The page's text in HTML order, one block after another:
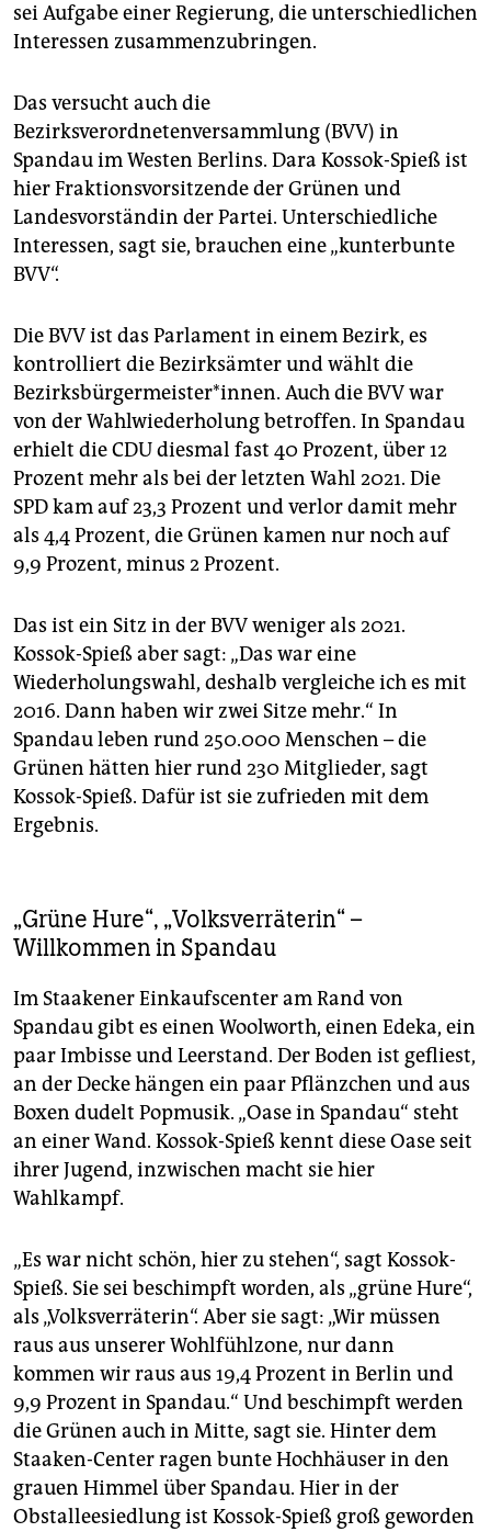
sei Aufgabe einer Regierung, die unterschiedlichen
Interessen zusammenzubringen.
Das versucht auch die
Bezirksverordnetenversammlung (BVV) in
Spandau im Westen Berlins. Dara Kossok-Spieß ist
hier Fraktionsvorsitzende der Grünen und
Landesvorständin der Partei. Unterschiedliche
Interessen, sagt sie, brauchen eine „kunterbunte
BVV“.
Die BVV ist das Parlament in einem Bezirk, es
kontrolliert die Bezirksämter und wählt die
Bezirksbürgermeister*innen. Auch die BVV war
von der Wahlwiederholung betroffen. In Spandau
erhielt die CDU diesmal fast 40 Prozent, über 12
Prozent mehr als bei der letzten Wahl 2021. Die
SPD kam auf 23,3 Prozent und verlor damit mehr
als 4,4 Prozent, die Grünen kamen nur noch auf
9,9 Prozent, minus 2 Prozent.
Das ist ein Sitz in der BVV weniger als 2021.
Kossok-Spieß aber sagt: „Das war eine
Wiederholungswahl, deshalb vergleiche ich es mit
2016. Dann haben wir zwei Sitze mehr.“ In
Spandau leben rund 250.000 Menschen – die
Grünen hätten hier rund 230 Mitglieder, sagt
Kossok-Spieß. Dafür ist sie zufrieden mit dem
Ergebnis.
„Grüne Hure“, „Volksverräterin“ –
Willkommen in Spandau
Im Staakener Einkaufscenter am Rand von
Spandau gibt es einen Woolworth, einen Edeka, ein
paar Imbisse und Leerstand. Der Boden ist gefliest,
an der Decke hängen ein paar Pflänzchen und aus
Boxen dudelt Popmusik. „Oase in Spandau“ steht
an einer Wand. Kossok-Spieß kennt diese Oase seit
ihrer Jugend, inzwischen macht sie hier
Wahlkampf.
„Es war nicht schön, hier zu stehen“, sagt Kossok-
Spieß. Sie sei beschimpft worden, als „grüne Hure“,
als „Volksverräterin“. Aber sie sagt: „Wir müssen
raus aus unserer Wohlfühlzone, nur dann
kommen wir raus aus 19,4 Prozent in Berlin und
9,9 Prozent in Spandau.“ Und beschimpft werden
die Grünen auch in Mitte, sagt sie. Hinter dem
Staaken-Center ragen bunte Hochhäuser in den
grauen Himmel über Spandau. Hier in der
Obstalleesiedlung ist Kossok-Spieß groß geworden